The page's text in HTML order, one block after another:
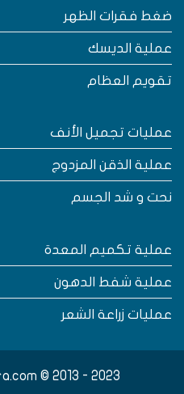
فقرات الظهر
الديسك
العظام
تجميل الأنف
الذقن المزدوج
و شد الجسم
تكميم المعدة
شفط الدهون
زراعة الشعر
© 2013 - 2023